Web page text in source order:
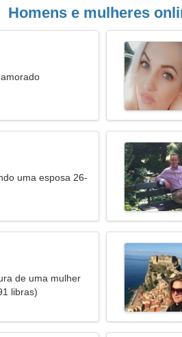
Homens e mulheres
uma esposa 26-
de uma mulher
libras)